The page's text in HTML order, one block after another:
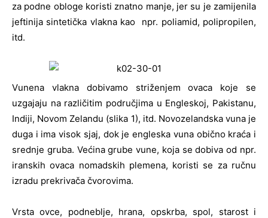
za podne obloge koristi znatno manje, jer su je zamijenila
jeftinija sintetička vlakna kao npr. poliamid, polipropilen,
itd.
Vunena vlakna dobivamo striženjem ovaca koje se
uzgajaju na različitim područjima u Engleskoj, Pakistanu,
Indiji, Novom Zelandu (slika 1), itd. Novozelandska vuna je
duga i ima visok sjaj, dok je engleska vuna obično kraća i
srednje gruba. Većina grube vune, koja se dobiva od npr.
iranskih ovaca nomadskih plemena, koristi se za ručnu
izradu prekrivača čvorovima.
Vrsta ovce, podneblje, hrana, opskrba, spol, starost i